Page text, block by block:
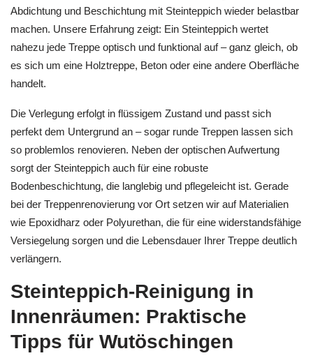
Abdichtung und Beschichtung mit Steinteppich wieder belastbar
machen. Unsere Erfahrung zeigt: Ein Steinteppich wertet
nahezu jede Treppe optisch und funktional auf – ganz gleich, ob
es sich um eine Holztreppe, Beton oder eine andere Oberfläche
handelt.
Die Verlegung erfolgt in flüssigem Zustand und passt sich
perfekt dem Untergrund an – sogar runde Treppen lassen sich
so problemlos renovieren. Neben der optischen Aufwertung
sorgt der Steinteppich auch für eine robuste
Bodenbeschichtung, die langlebig und pflegeleicht ist. Gerade
bei der Treppenrenovierung vor Ort setzen wir auf Materialien
wie Epoxidharz oder Polyurethan, die für eine widerstandsfähige
Versiegelung sorgen und die Lebensdauer Ihrer Treppe deutlich
verlängern.
Steinteppich-Reinigung in
Innenräumen: Praktische
Tipps für Wutöschingen